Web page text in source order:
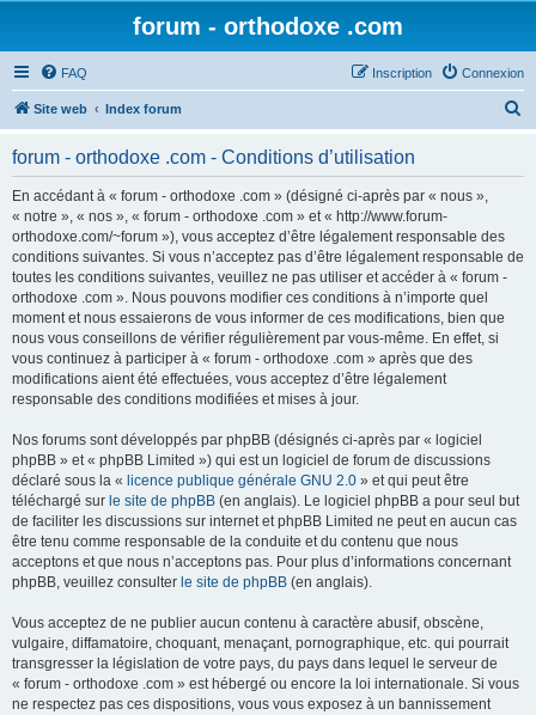
forum - orthodoxe .com
FAQ Connexion
Inscription
Site web Index forum
forum - orthodoxe .com - Conditions d’utilisation
En accédant à « forum - orthodoxe .com » (désigné ci-après par « nous »,
« notre », « nos », « forum - orthodoxe .com » et « http://www.forum-
orthodoxe.com/~forum »), vous acceptez d’être légalement responsable des
conditions suivantes. Si vous n’acceptez pas d’être légalement responsable de
toutes les conditions suivantes, veuillez ne pas utiliser et accéder à « forum -
orthodoxe .com ». Nous pouvons modifier ces conditions à n’importe quel
moment et nous essaierons de vous informer de ces modifications, bien que
nous vous conseillons de vérifier régulièrement par vous-même. En effet, si
vous continuez à participer à « forum - orthodoxe .com » après que des
modifications aient été effectuées, vous acceptez d’être légalement
responsable des conditions modifiées et mises à jour.
Nos forums sont développés par phpBB (désignés ci-après par « logiciel
phpBB » et « phpBB Limited ») qui est un logiciel de forum de discussions
déclaré sous la « licence publique générale GNU 2.0 » et qui peut être
téléchargé sur le site de phpBB (en anglais). Le logiciel phpBB a pour seul but
de faciliter les discussions sur internet et phpBB Limited ne peut en aucun cas
être tenu comme responsable de la conduite et du contenu que nous
acceptons et que nous n’acceptons pas. Pour plus d’informations concernant
phpBB, veuillez consulter le site de phpBB (en anglais).
Vous acceptez de ne publier aucun contenu à caractère abusif, obscène,
vulgaire, diffamatoire, choquant, menaçant, pornographique, etc. qui pourrait
transgresser la législation de votre pays, du pays dans lequel le serveur de
« forum - orthodoxe .com » est hébergé ou encore la loi internationale. Si vous
ne respectez pas ces dispositions, vous vous exposez à un bannissement